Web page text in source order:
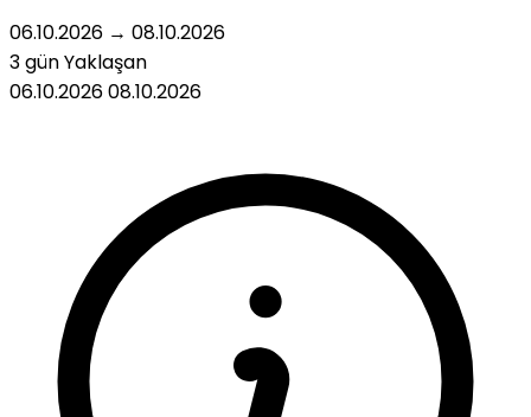
06.10.2026 → 08.10.2026
3 günYaklaşan
06.10.202608.10.2026